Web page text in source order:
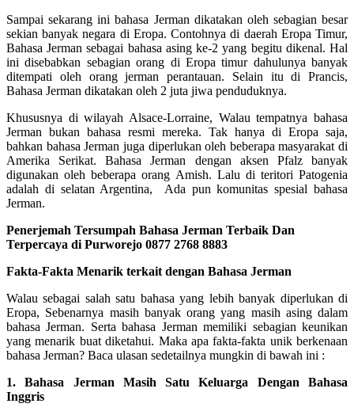
Sampai sekarang ini bahasa Jerman dikatakan oleh sebagian besar
sekian banyak negara di Eropa. Contohnya di daerah Eropa Timur,
Bahasa Jerman sebagai bahasa asing ke-2 yang begitu dikenal. Hal
ini disebabkan sebagian orang di Eropa timur dahulunya banyak
ditempati oleh orang jerman perantauan. Selain itu di Prancis,
Bahasa Jerman dikatakan oleh 2 juta jiwa penduduknya.
Khususnya di wilayah Alsace-Lorraine, Walau tempatnya bahasa
Jerman bukan bahasa resmi mereka. Tak hanya di Eropa saja,
bahkan bahasa Jerman juga diperlukan oleh beberapa masyarakat di
Amerika Serikat. Bahasa Jerman dengan aksen Pfalz banyak
digunakan oleh beberapa orang Amish. Lalu di teritori Patogenia
adalah di selatan Argentina, Ada pun komunitas spesial bahasa
Jerman.
Penerjemah Tersumpah Bahasa Jerman Terbaik Dan
Terpercaya di Purworejo 0877 2768 8883
Fakta-Fakta Menarik terkait dengan Bahasa Jerman
Walau sebagai salah satu bahasa yang lebih banyak diperlukan di
Eropa, Sebenarnya masih banyak orang yang masih asing dalam
bahasa Jerman. Serta bahasa Jerman memiliki sebagian keunikan
yang menarik buat diketahui. Maka apa fakta-fakta unik berkenaan
bahasa Jerman? Baca ulasan sedetailnya mungkin di bawah ini :
1. Bahasa Jerman Masih Satu Keluarga Dengan Bahasa
Inggris